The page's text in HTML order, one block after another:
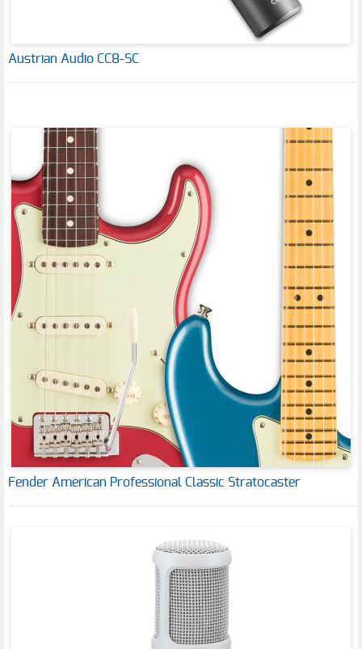
Austrian Audio CC8-SC
Fender American Professional Classic Stratocaster